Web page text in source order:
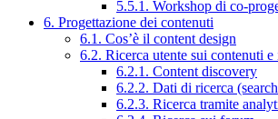
5.5.1. Workshop di co-
6. Progettazione dei contenuti
6.1. Cos’è il content design
6.2. Ricerca utente sui contenuti
6.2.1. Content discovery
6.2.2. Dati di ricerca
6.2.3. Ricerca tramite